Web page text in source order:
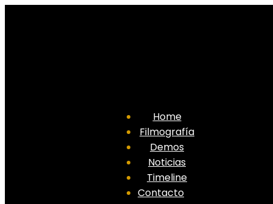
Home
Filmografía
Demos
Noticias
Timeline
Contacto